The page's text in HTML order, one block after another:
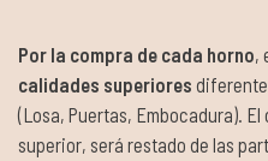
Por la compra de cada horno,
calidades superiores
(Losa, Puertas, Embocadura).
superior, será restado de las